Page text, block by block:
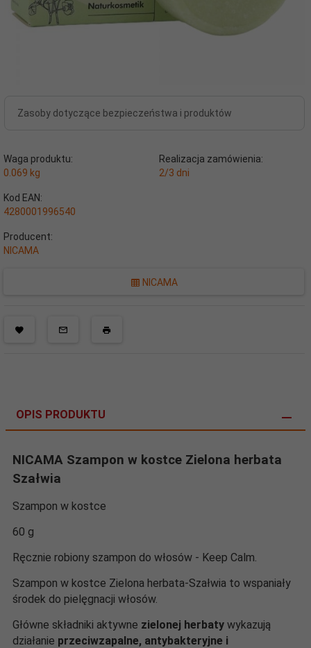
Zasoby dotyczące bezpieczeństwa i produktów
Waga produktu:
0.069 kg
Realizacja zamówienia:
2/3 dni
Kod EAN:
4280001996540
Producent:
NICAMA
NICAMA
OPIS PRODUKTU
NICAMA Szampon w kostce Zielona herbata
Szałwia
Szampon w kostce
60 g
Ręcznie robiony szampon do włosów - Keep Calm.
Szampon w kostce Zielona herbata-Szałwia to wspaniały
środek do pielęgnacji włosów.
Główne składniki aktywne zielonej herbaty wykazują
działanie przeciwzapalne, antybakteryjne i